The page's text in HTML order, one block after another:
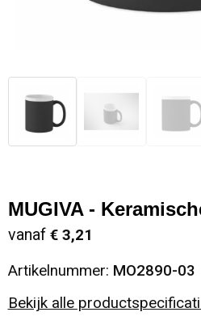
MUGIVA -
vanaf € 3,21
Artikelnummer: MO2890-03
Bekijk alle